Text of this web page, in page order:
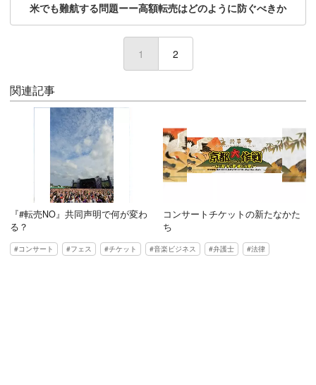
米でも難航する問題ーー高額転売はどのように防ぐべきか
1 (current)
2
関連記事
『#転売NO』共同声明で何が変わ
る？
コンサートチケットの新たなかた
ち
コンサート フェス チケット 音楽ビジネス 弁護士 法律